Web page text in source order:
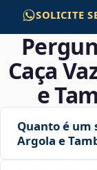
SOLICITE
Caça
e
Quanto é um
Argola e